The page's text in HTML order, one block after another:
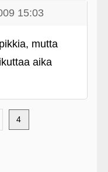
15:03
mutta
aika
4